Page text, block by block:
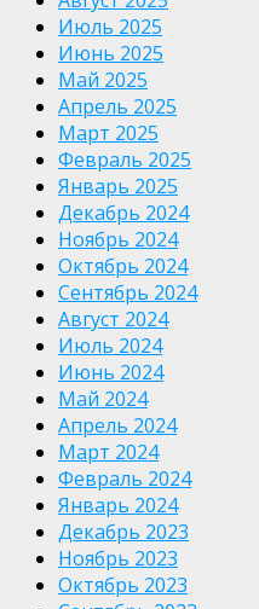
Июль 2025
Июнь 2025
Май 2025
Апрель 2025
Март 2025
Февраль 2025
Январь 2025
Декабрь 2024
Ноябрь 2024
Октябрь 2024
Сентябрь 2024
Август 2024
Июль 2024
Июнь 2024
Май 2024
Апрель 2024
Март 2024
Февраль 2024
Январь 2024
Декабрь 2023
Ноябрь 2023
Октябрь 2023